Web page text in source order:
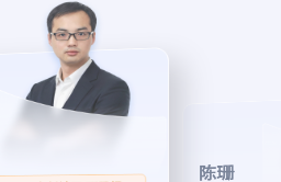
徐丽卿